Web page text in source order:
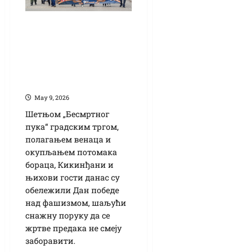
Маy 9, 2026
Шетњом „Бесмртног
пука“ градским тргом,
полагањем венаца и
окупљањем потомака
бораца, Кикинђани и
њихови гости данас су
обележили Дан победе
над фашизмом, шаљући
снажну поруку да се
жртве предака не смеју
заборавити.